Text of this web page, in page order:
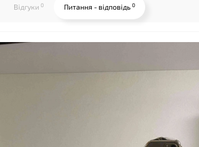
Відгуки 0 Питання - відповідь 0